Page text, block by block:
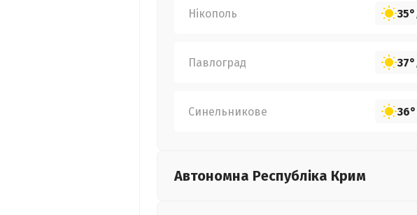
Нікополь 35°
Павлоград 37°
Синельникове 36°
Автономна Республіка Крим